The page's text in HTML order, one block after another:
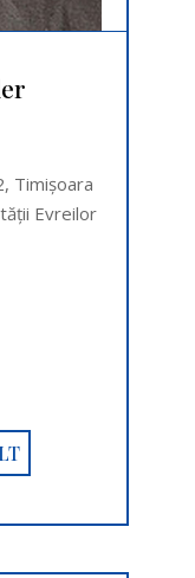
Timişoara
Evreilor